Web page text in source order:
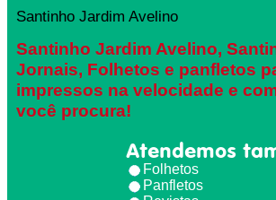
Santinho Jardim Avelino
Santinho Jardim Avelino,
Jornais, Folhetos e panfletos
impressos na velocidade e
você procura!
Atendemos
Folhetos
Panfletos